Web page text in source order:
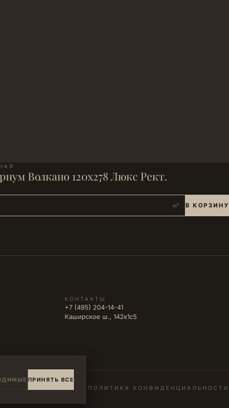
Волкано 120х278 Люкс Рект.
м² В КОРЗИНУ
КОНТАКТЫ
+7 (495) 204-14-41
Каширское ш., 142к1с5
ПОЛИТИКА КОНФИДЕНЦИАЛЬНОСТИ
ПРИНЯТЬ ВСЕ